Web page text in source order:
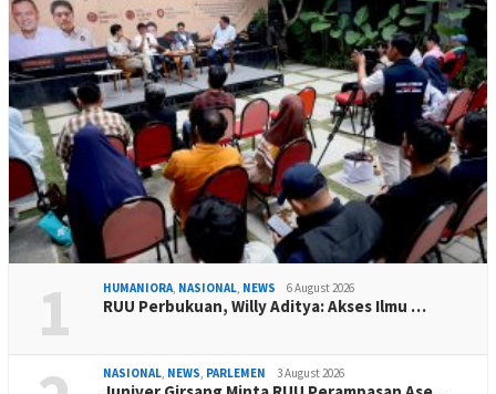
1 HUMANIORA, NASIONAL, NEWS 6 August 2026
RUU Perbukuan, Willy Aditya: Akses Ilmu …
NASIONAL, NEWS, PARLEMEN 3 August 2026